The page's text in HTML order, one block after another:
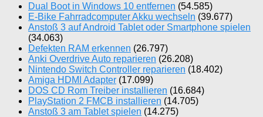
Dual Boot in Windows 10 entfernen (54.585)
E-Bike Fahrradcomputer Akku wechseln (39.677)
Anstoß 3 auf Android Tablet oder Smartphone spielen
(34.063)
Defekten RAM erkennen (26.797)
Anki Overdrive Auto reparieren (26.208)
Nintendo Switch Controller reparieren (18.402)
Amiga HDMI Adapter (17.099)
DOS CD Rom Treiber installieren (16.684)
PlayStation 2 FMCB installieren (14.705)
Anstoß 3 am Tablet spielen (14.275)